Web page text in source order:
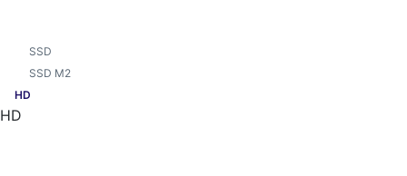
SSD
SSD M2
HD
HD